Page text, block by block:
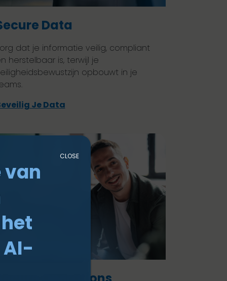
Data
dat je informatie veilig, compliant
herstelbaar is, terwijl je
opbouwt in je
Je Data
van
CLOSE